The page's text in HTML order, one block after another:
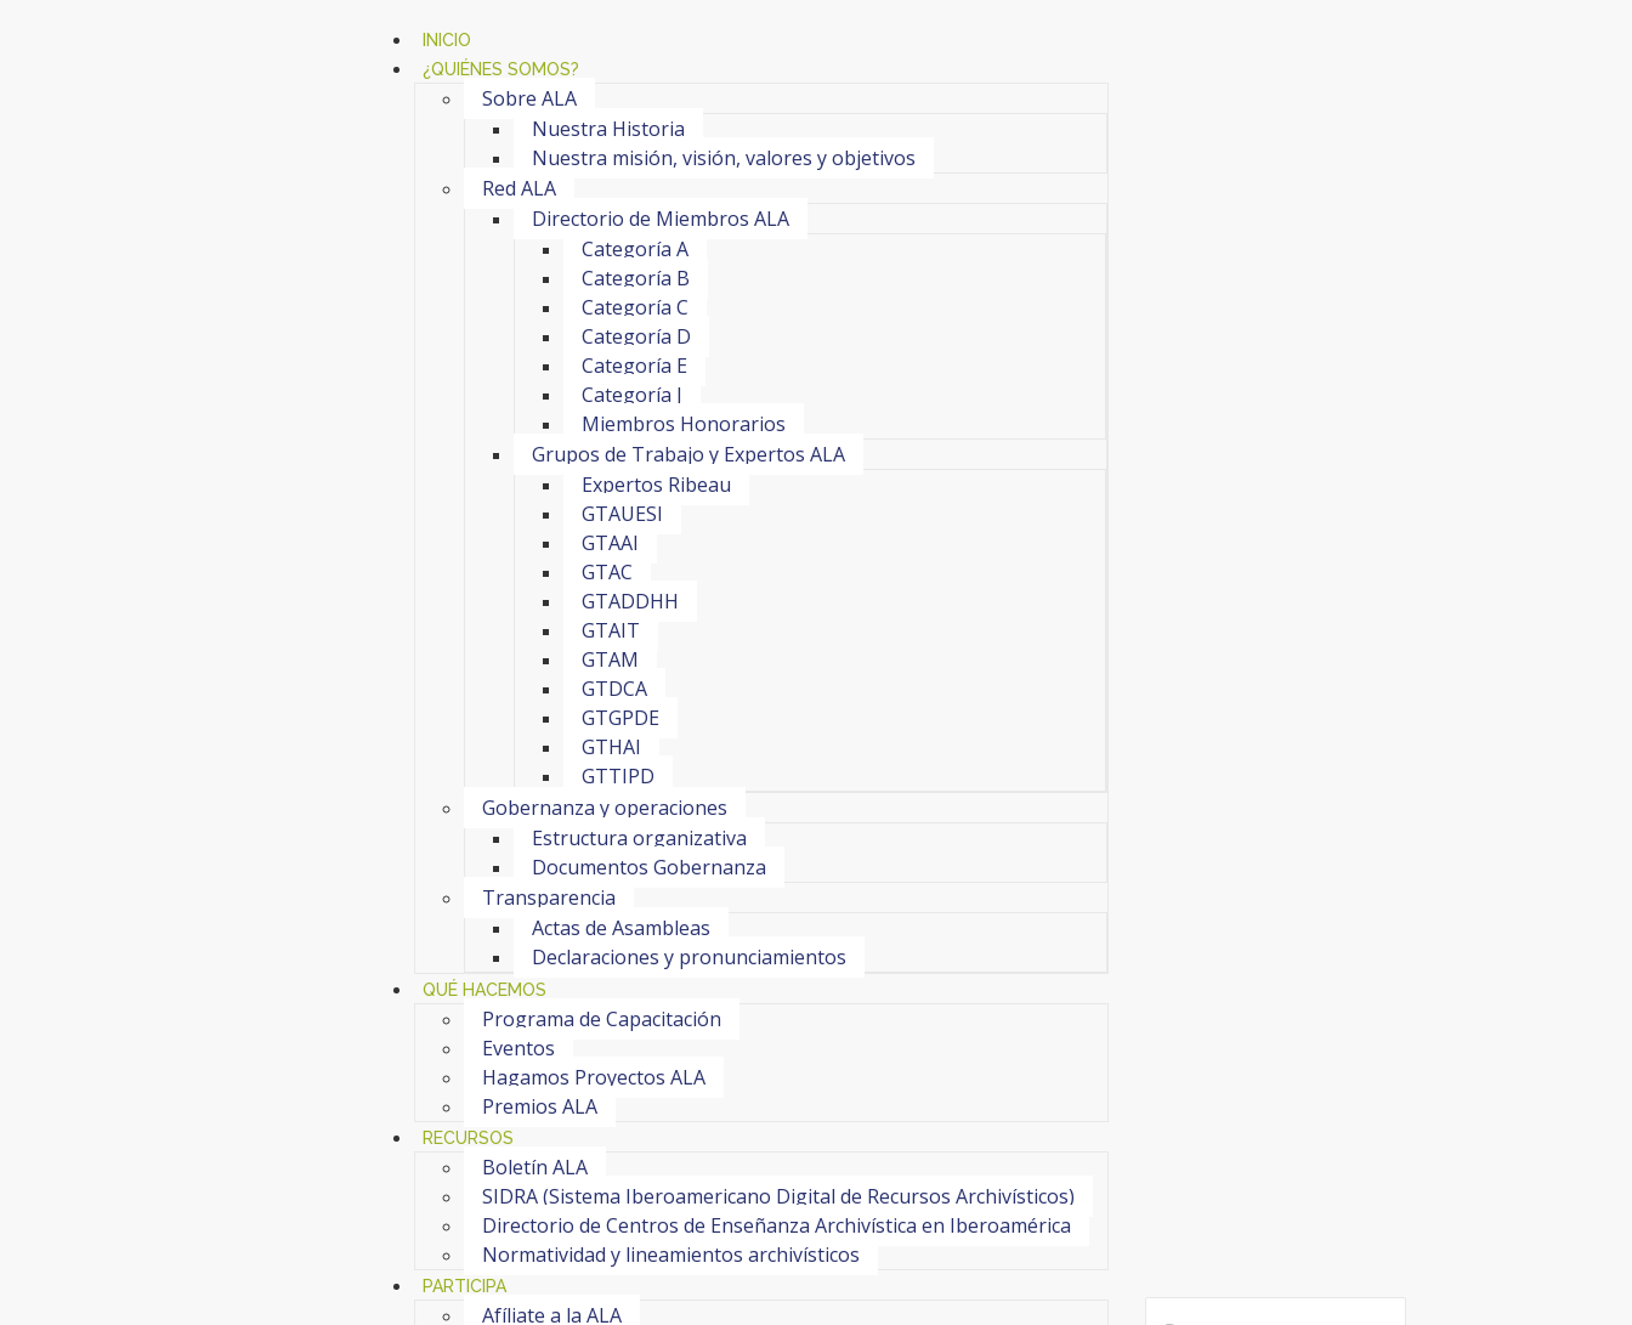
INICIO
¿QUIÉNES SOMOS?
Sobre ALA
Nuestra Historia
Nuestra misión, visión, valores y objetivos
Red ALA
Directorio de Miembros ALA
Categoría A
Categoría B
Categoría C
Categoría D
Categoría E
Categoría J
Miembros Honorarios
Grupos de Trabajo y Expertos ALA
Expertos Ribeau
GTAUESI
GTAAI
GTAC
GTADDHH
GTAIT
GTAM
GTDCA
GTGPDE
GTHAI
GTTIPD
Gobernanza y operaciones
Estructura organizativa
Documentos Gobernanza
Transparencia
Actas de Asambleas
Declaraciones y pronunciamientos
QUÉ HACEMOS
Programa de Capacitación
Eventos
Hagamos Proyectos ALA
Premios ALA
RECURSOS
Boletín ALA
SIDRA (Sistema Iberoamericano Digital de Recursos Archivísticos)
Directorio de Centros de Enseñanza Archivística en Iberoamérica
Normatividad y lineamientos archivísticos
PARTICIPA
Afíliate a la ALA